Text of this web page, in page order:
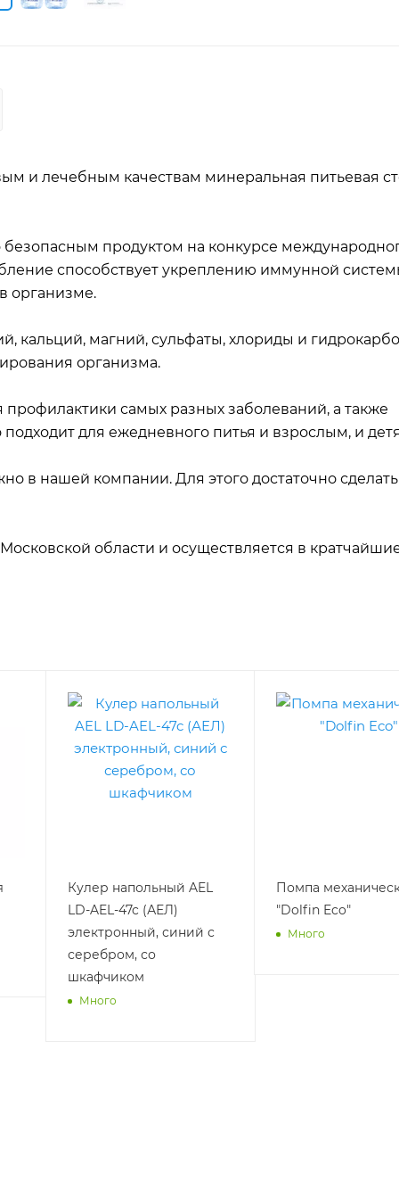
и лечебным качествам минеральная питьевая
продуктом на конкурсе
способствует укреплению иммунной
организме.
кальций, магний, сульфаты, хлориды и
организма.
самых разных заболеваний, а также
для ежедневного питья и взрослым, и
в нашей компании. Для этого достаточно сделать
области и осуществляется в
Кулер напольный AEL
LD-AEL-47c (АЕЛ)
электронный, синий с
серебром, со
шкафчиком
Много
Помпа
"Dolfin Eco"
Много